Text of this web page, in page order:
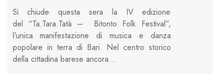
Si chiude questa sera la IV edizione
del “Ta.Tara.Tatà – Bitonto Folk Festival”,
l’unica manifestazione di musica e danza
popolare in terra di Bari. Nel centro storico
della cittadina barese ancora…